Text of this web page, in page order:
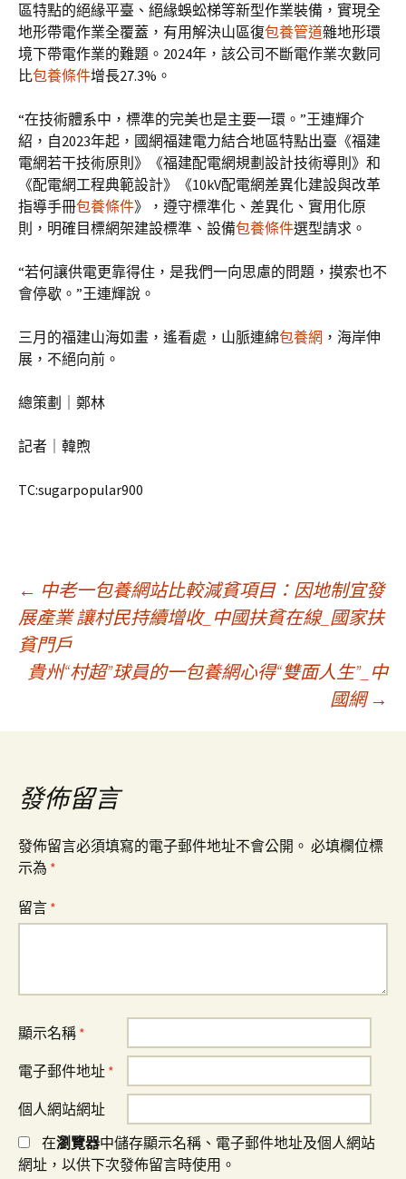
區特點的絕緣平臺、絕緣蜈蚣梯等新型作業裝備，實現全
地形帶電作業全覆蓋，有用解決山區復包養管道雜地形環
境下帶電作業的難題。2024年，該公司不斷電作業次數同
比包養條件增長27.3%。
“在技術體系中，標準的完美也是主要一環。”王連輝介
紹，自2023年起，國網福建電力結合地區特點出臺《福建
電網若干技術原則》《福建配電網規劃設計技術導則》和
《配電網工程典範設計》《10kV配電網差異化建設與改革
指導手冊包養條件》，遵守標準化、差異化、實用化原
則，明確目標網架建設標準、設備包養條件選型請求。
“若何讓供電更靠得住，是我們一向思慮的問題，摸索也不
會停歇。”王連輝說。
三月的福建山海如畫，遙看處，山脈連綿包養網 ，海岸伸
展，不絕向前。
總策劃｜鄭林
記者｜韓煦
TC:sugarpopular900
文
章
導
覽
← 中老一包養網站比較減貧項目：因地制宜發
展產業 讓村民持續增收_中國扶貧在線_國家扶
貧門戶
貴州“村超”球員的一包養網心得“雙面人生”_中
國網 →
發佈留言
發佈留言必須填寫的電子郵件地址不會公開。 必填欄位標
示為 *
留言 *
顯示名稱 *
電子郵件地址 *
個人網站網址
在瀏覽器中儲存顯示名稱、電子郵件地址及個人網站
網址，以供下次發佈留言時使用。